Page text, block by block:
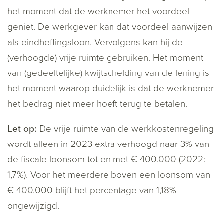
het moment dat de werknemer het voordeel
geniet. De werkgever kan dat voordeel aanwijzen
als eindheffingsloon. Vervolgens kan hij de
(verhoogde) vrije ruimte gebruiken. Het moment
van (gedeeltelijke) kwijtschelding van de lening is
het moment waarop duidelijk is dat de werknemer
het bedrag niet meer hoeft terug te betalen.
Let op: De vrije ruimte van de werkkostenregeling
wordt alleen in 2023 extra verhoogd naar 3% van
de fiscale loonsom tot en met € 400.000 (2022:
1,7%). Voor het meerdere boven een loonsom van
€ 400.000 blijft het percentage van 1,18%
ongewijzigd.